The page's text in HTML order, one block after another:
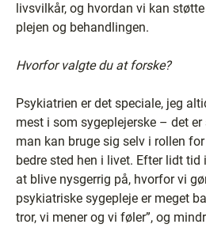
livsvilkår, og hvordan vi kan
plejen og behandlingen.
Hvorfor valgte du at forske?
Psykiatrien er det speciale, jeg
mest i som sygeplejerske – det
man kan bruge sig selv i rollen
bedre sted hen i livet. Efter lidt
at blive nysgerrig på, hvorfor vi
psykiatriske sygepleje er meget
tror, vi mener og vi føler”, og